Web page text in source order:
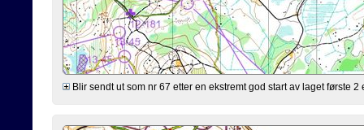
Blir sendt ut som nr 67 etter en ekstremt god start av laget første